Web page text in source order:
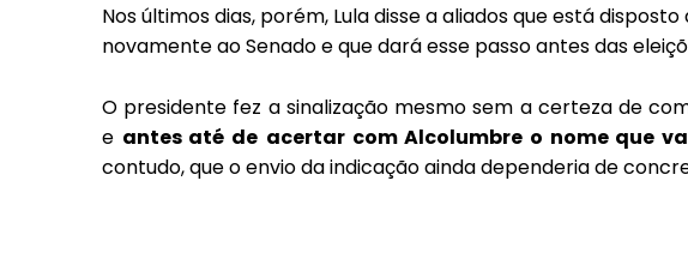
Nos últimos dias, porém, Lula disse a aliados que está
novamente ao Senado e que dará esse passo antes das
O presidente fez a sinalização mesmo sem a certeza de
e antes até de acertar com Alcolumbre o nome que
contudo, que o envio da indicação ainda dependeria de